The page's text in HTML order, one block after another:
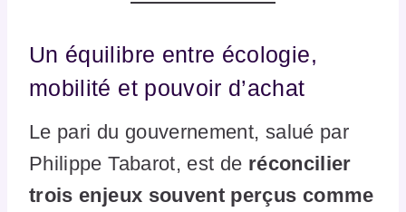
Un équilibre entre écologie,
mobilité et pouvoir d’achat
Le pari du gouvernement, salué par
Philippe Tabarot, est de réconcilier
trois enjeux souvent perçus comme